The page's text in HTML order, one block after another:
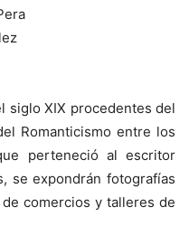
siglo XIX procedentes del
Romanticismo entre los
perteneció al escritor
se expondrán fotografías
comercios y talleres de